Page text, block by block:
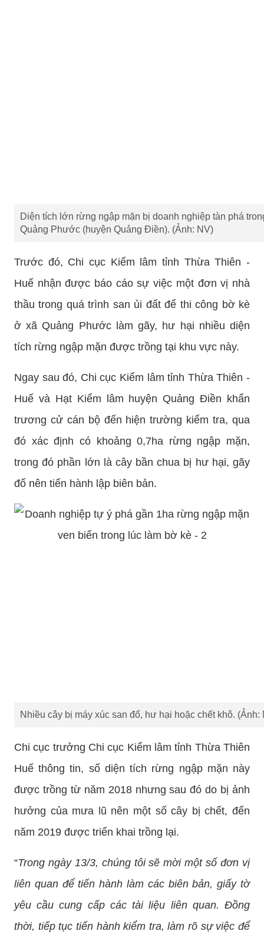
Diện tích lớn rừng ngập mặn bị doanh nghiệp tàn phá
Quảng Phước (huyện Quảng Điền). (Ảnh: NV)
Trước đó, Chi cục Kiểm lâm tỉnh Thừa Thiên -
Huế nhận được báo cáo sự việc một đơn vị nhà
thầu trong quá trình san ủi đất để thi công bờ kè
ở xã Quảng Phước làm gãy, hư hại nhiều diện
tích rừng ngập mặn được trồng tại khu vực này.
Ngay sau đó, Chi cục Kiểm lâm tỉnh Thừa Thiên -
Huế và Hạt Kiểm lâm huyện Quảng Điền khẩn
trương cử cán bộ đến hiện trường kiểm tra, qua
đó xác định có khoảng 0,7ha rừng ngập mặn,
trong đó phần lớn là cây bần chua bị hư hại, gãy
đổ nên tiến hành lập biên bản.
Nhiều cây bị máy xúc san đổ, hư hại hoặc chết khô. (Ảnh:
Chi cục trưởng Chi cục Kiểm lâm tỉnh Thừa Thiên
Huế thông tin, số diện tích rừng ngập mặn này
được trồng từ năm 2018 nhưng sau đó do bị ảnh
hưởng của mưa lũ nên một số cây bị chết, đến
năm 2019 được triển khai trồng lại.
“Trong ngày 13/3, chúng tôi sẽ mời một số đơn vị
liên quan để tiến hành làm các biên bản, giấy tờ
yêu cầu cung cấp các tài liệu liên quan. Đồng
thời, tiếp tục tiến hành kiểm tra, làm rõ sự việc để